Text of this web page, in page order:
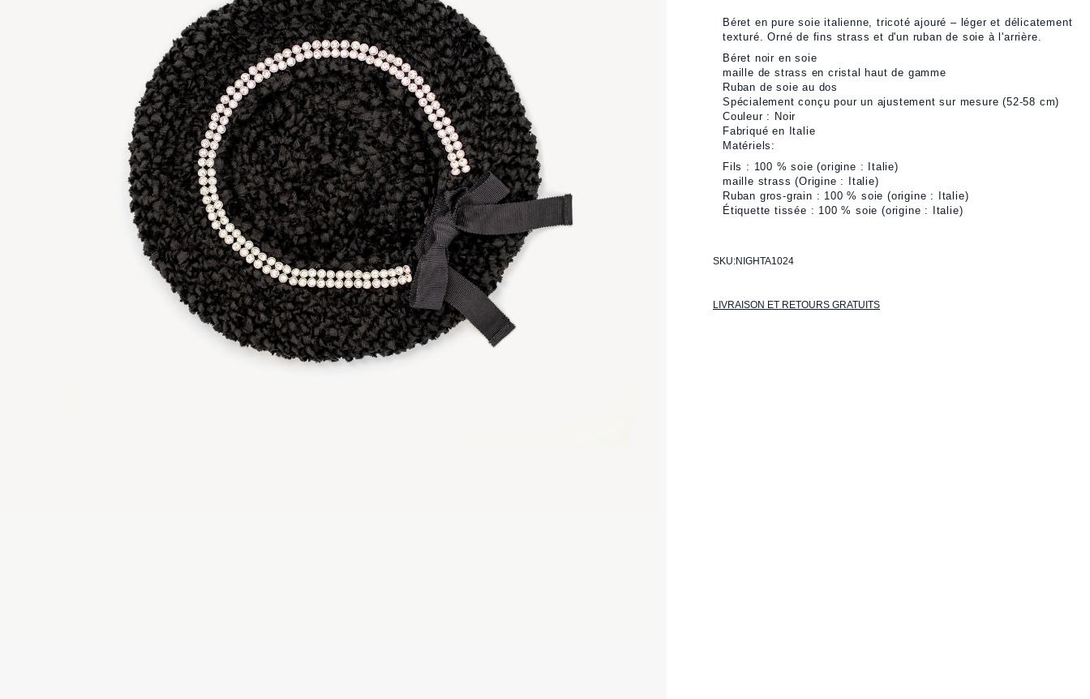
Béret en pure soie italienne, tricoté ajouré – léger et délicatement
texturé. Orné de fins strass et d'un ruban de soie à l'arrière.
Béret noir en soie
maille de strass en cristal haut de gamme
Ruban de soie au dos
Spécialement conçu pour un ajustement sur mesure (52-58 cm)
Couleur : Noir
Fabriqué en Italie
Matériels:
Fils : 100 % soie (origine : Italie)
maille strass (Origine : Italie)
Ruban gros-grain : 100 % soie (origine : Italie)
Étiquette tissée : 100 % soie (origine : Italie)
SKU:NIGHTA1024
LIVRAISON ET RETOURS GRATUITS